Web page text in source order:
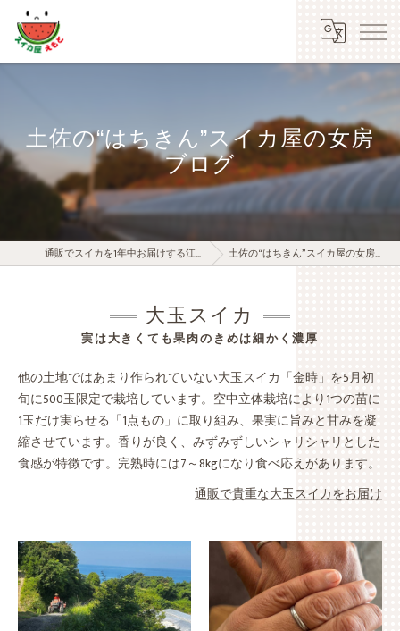
土佐の“はちきん”スイカ屋の女房
ブログ
通販でスイカを1年中お届けする江本農園 土佐の“はちきん”スイカ屋の女房ブログ
大玉スイカ
実は大きくても果肉のきめは細かく濃厚
他の土地ではあまり作られていない大玉スイカ「金時」を5月初
旬に500玉限定で栽培しています。空中立体栽培により1つの苗に
1玉だけ実らせる「1点もの」に取り組み、果実に旨みと甘みを凝
縮させています。香りが良く、みずみずしいシャリシャリとした
食感が特徴です。完熟時には7～8kgになり食べ応えがあります。
通販で貴重な大玉スイカをお届け